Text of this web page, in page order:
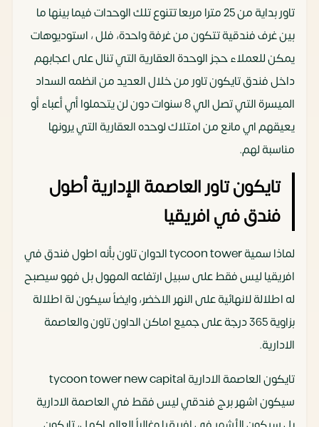
تاور بداية من 25 مترا مربعا تتنوع تلك الوحدات فيما بينها ما
بين غرف فندقية تتكون من غرفة واحدة، فلل ، استوديوهات
يمكن للعملاء حجز الوحدة العقارية التي تنال على اعجابهم
داخل فندق تايكون تاور من خلال العديد من انظمه السداد
الميسرة التي تصل الي 8 سنوات دون لن يتحملوا أي أعباء أو
يعيقهم اي مانع من امتلاك لوحده العقارية التي يرونها
مناسبة لهم.
تايكون تاور العاصمة الإدارية أطول
فندق في افريقيا
لماذا سمية tycoon tower الدوان تاون بأنه اطول فندق في
افريقيا ليس فقط على سبيل ارتفاعه المهول بل فهو سيصبح
له اطلالة لانهائية على النهر الاخضر، وايضاً سيكون لة اطلالة
بزاوية 365 درجة على جميع اماكن الداون تاون والعاصمة
الادارية.
تايكون العاصمة الادارية tycoon tower new capital
سيكون اشهر برج فندقي ليس فقط في العاصمة الادارية